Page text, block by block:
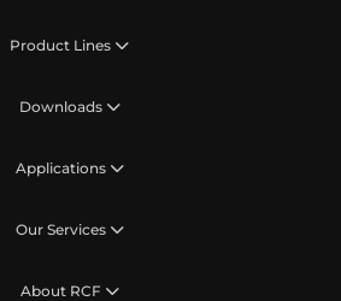
Product Lines
Downloads
Applications
Our Services
About RCF